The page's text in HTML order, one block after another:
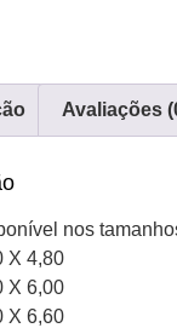
Avaliações
nos
X 4,80
X 6,00
X 6,60